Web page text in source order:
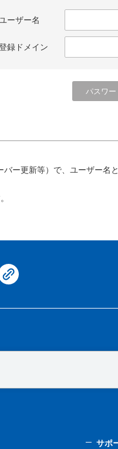
ユーザー名
録ドメイン
ー更新等）で、ユーザー名
copy
サポ